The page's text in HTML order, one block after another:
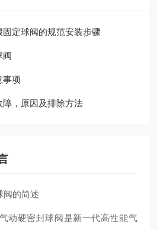
定球阀的规范安装步骤
阀
事项
，原因及排除方法
阀的简述
动硬密封球阀是新一代高性能气